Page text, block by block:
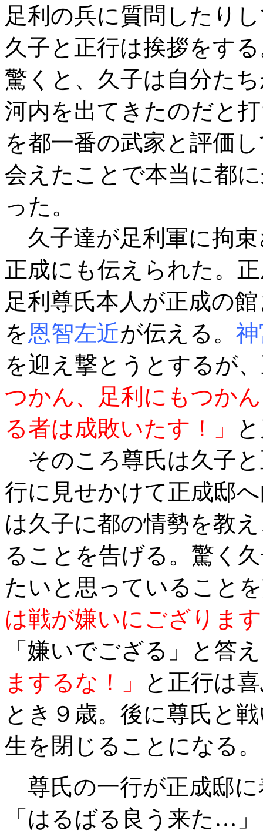
足利の兵に質問したり
久子と正行は挨拶をす
驚くと、久子は自分た
河内を出てきたのだと
を都一番の武家と評価
会えたことで本当に都
った。
久子達が足利軍に拘
正成にも伝えられた。
足利尊氏本人が正成の
を恩智左近が伝える。
を迎え撃とうとするが
つかん、足利にもつか
る者は成敗いたす！」
そのころ尊氏は久子
行に見せかけて正成邸
は久子に都の情勢を教
ることを告げる。驚く
たいと思っていること
は戦が嫌いにござりま
「嫌いでござる」と答
まするな！」
と正行は
とき９歳。後に尊氏と
生を閉じることになる。
尊氏の一行が正成邸
「はるばる良う来た…